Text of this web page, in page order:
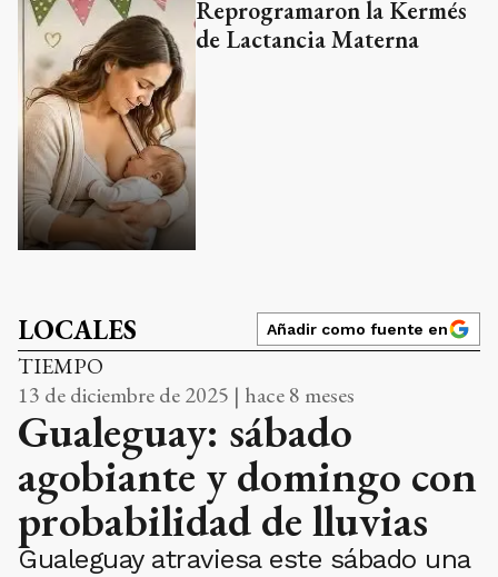
Reprogramaron la Kermés
de Lactancia Materna
LOCALES Añadir como fuente en
TIEMPO
13 de diciembre de 2025 | hace 8 meses
Gualeguay: sábado
agobiante y domingo con
probabilidad de lluvias
Gualeguay atraviesa este sábado una